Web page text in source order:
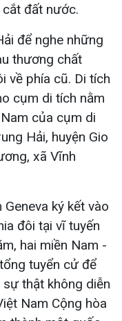
đất nước.
để nghe những
thương chất
về phía cũ. Di tích
cụm di tích nằm
của cụm di
Hải, huyện Gio
xã Vĩnh
ký kết vào
đôi tại vĩ tuyến
hai miền Nam -
tuyển cử để
thật không diễn
Nam Cộng hòa